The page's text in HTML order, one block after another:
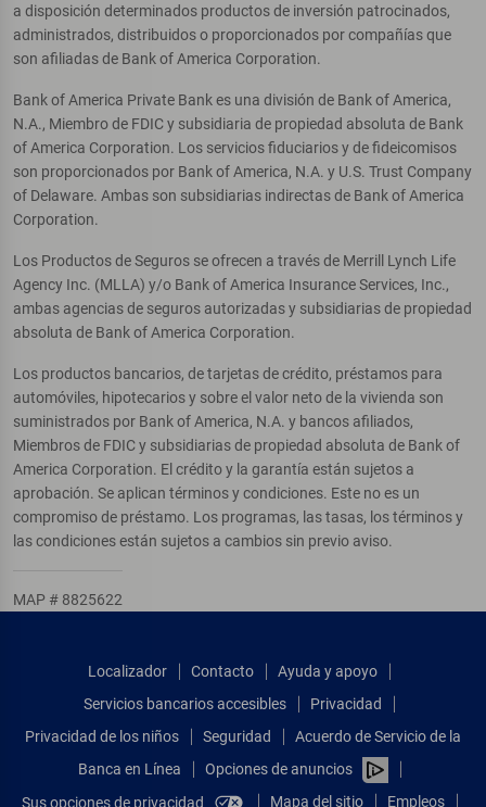
a disposición determinados productos de inversión patrocinados,
administrados, distribuidos o proporcionados por compañías que
son afiliadas de Bank of America Corporation.
Bank of America Private Bank es una división de Bank of America,
N.A., Miembro de FDIC y subsidiaria de propiedad absoluta de Bank
of America Corporation. Los servicios fiduciarios y de fideicomisos
son proporcionados por Bank of America, N.A. y U.S. Trust Company
of Delaware. Ambas son subsidiarias indirectas de Bank of America
Corporation.
Los Productos de Seguros se ofrecen a través de Merrill Lynch Life
Agency Inc. (MLLA) y/o Bank of America Insurance Services, Inc.,
ambas agencias de seguros autorizadas y subsidiarias de propiedad
absoluta de Bank of America Corporation.
Los productos bancarios, de tarjetas de crédito, préstamos para
automóviles, hipotecarios y sobre el valor neto de la vivienda son
suministrados por Bank of America, N.A. y bancos afiliados,
Miembros de FDIC y subsidiarias de propiedad absoluta de Bank of
America Corporation. El crédito y la garantía están sujetos a
aprobación. Se aplican términos y condiciones. Este no es un
compromiso de préstamo. Los programas, las tasas, los términos y
las condiciones están sujetos a cambios sin previo aviso.
MAP # 8825622
Localizador Contacto
Ayuda y apoyo
Servicios bancarios accesibles
Privacidad
Privacidad de los niños
Seguridad
Acuerdo de Servicio de la
Banca en Línea
Opciones de anuncios
Sus opciones de privacidad
Mapa del sitio Empleos